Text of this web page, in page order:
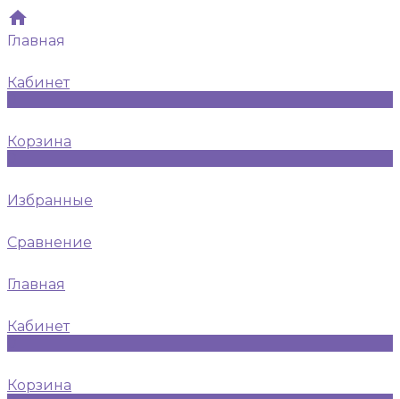
Главная
Кабинет
Корзина
Избранные
Сравнение
Главная
Кабинет
Корзина